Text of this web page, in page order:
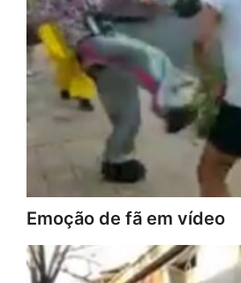
Emoção de fã em vídeo